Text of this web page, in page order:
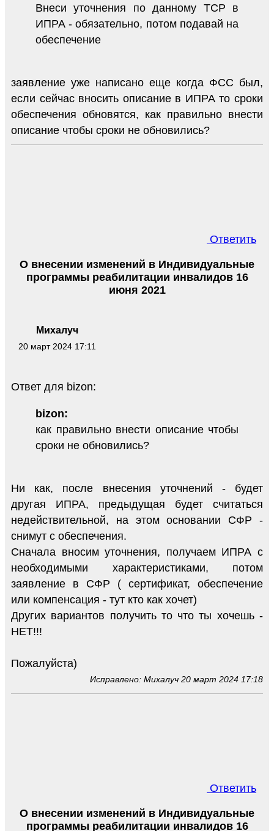
Внеси уточнения по данному ТСР в
ИПРА - обязательно, потом подавай на
обеспечение
заявление уже написано еще когда ФСС был,
если сейчас вносить описание в ИПРА то сроки
обеспечения обновятся, как правильно внести
описание чтобы сроки не обновились?
Ответить
Михалуч
20 март 2024 17:11
О внесении изменений в Индивидуальные
программы реабилитации инвалидов 16
июня 2021
Ответ для bizon:
bizon:
как правильно внести описание чтобы
сроки не обновились?
Ни как, после внесения уточнений - будет
другая ИПРА, предыдущая будет считаться
недействительной, на этом основании СФР -
снимут с обеспечения.
Сначала вносим уточнения, получаем ИПРА с
необходимыми характеристиками, потом
заявление в СФР ( сертификат, обеспечение
или компенсация - тут кто как хочет)
Других вариантов получить то что ты хочешь -
НЕТ!!!
Пожалуйста)
Исправлено: Михалуч 20 март 2024 17:18
Ответить
О внесении изменений в Индивидуальные
программы реабилитации инвалидов 16